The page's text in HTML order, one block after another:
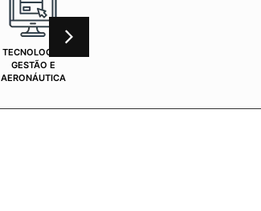
TECNOLOGIA,
GESTÃO E
AERONÁUTICA